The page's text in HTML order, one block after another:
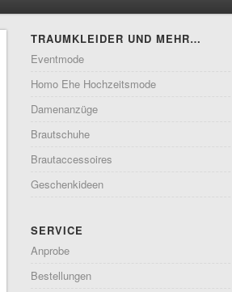
TRAUMKLEIDER UND MEHR…
Eventmode
Homo Ehe Hochzeitsmode
Damenanzüge
Brautschuhe
Brautaccessoires
Geschenkideen
SERVICE
Anprobe
Bestellungen